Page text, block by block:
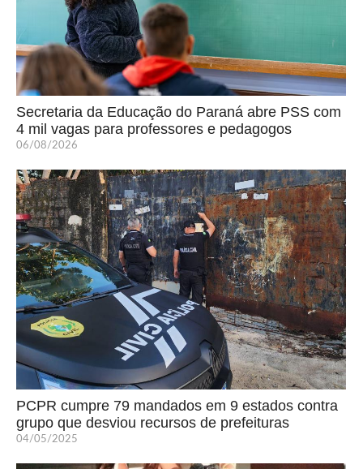
Secretaria da Educação do Paraná abre PSS com
4 mil vagas para professores e pedagogos
06/08/2026
PCPR cumpre 79 mandados em 9 estados contra
grupo que desviou recursos de prefeituras
04/05/2025